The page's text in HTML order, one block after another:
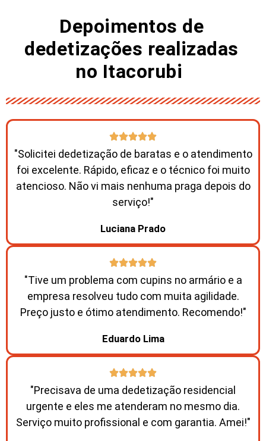
Depoimentos de
dedetizações realizadas
no Itacorubi ​
"Solicitei dedetização de baratas e o atendimento
foi excelente. Rápido, eficaz e o técnico foi muito
atencioso. Não vi mais nenhuma praga depois do
serviço!"
Luciana Prado
"Tive um problema com cupins no armário e a
empresa resolveu tudo com muita agilidade.
Preço justo e ótimo atendimento. Recomendo!"
Eduardo Lima
"Precisava de uma dedetização residencial
urgente e eles me atenderam no mesmo dia.
Serviço muito profissional e com garantia. Amei!"